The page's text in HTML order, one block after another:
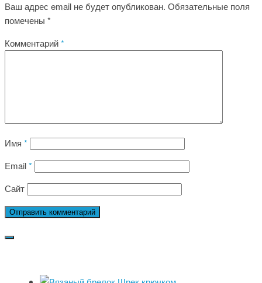
Ваш адрес email не будет опубликован. Обязательные поля
помечены *
Комментарий*
Имя *
Email*
Сайт